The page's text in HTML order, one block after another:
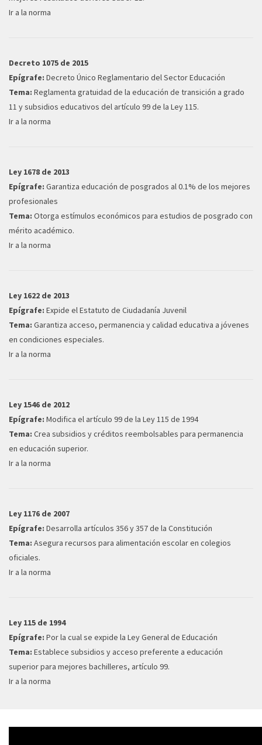
Ir a la norma
Decreto 1075 de 2015
Epígrafe: Decreto Único Reglamentario del Sector Educación
Tema: Reglamenta gratuidad de la educación de transición a grado
11 y subsidios educativos del artículo 99 de la Ley 115.
Ir a la norma
Ley 1678 de 2013
Epígrafe: Garantiza educación de posgrados al 0.1% de los mejores
profesionales
Tema: Otorga estímulos económicos para estudios de posgrado con
mérito académico.
Ir a la norma
Ley 1622 de 2013
Epígrafe: Expide el Estatuto de Ciudadanía Juvenil
Tema: Garantiza acceso, permanencia y calidad educativa a jóvenes
en condiciones especiales.
Ir a la norma
Ley 1546 de 2012
Epígrafe: Modifica el artículo 99 de la Ley 115 de 1994
Tema: Crea subsidios y créditos reembolsables para permanencia
en educación superior.
Ir a la norma
Ley 1176 de 2007
Epígrafe: Desarrolla artículos 356 y 357 de la Constitución
Tema: Asegura recursos para alimentación escolar en colegios
oficiales.
Ir a la norma
Ley 115 de 1994
Epígrafe: Por la cual se expide la Ley General de Educación
Tema: Establece subsidios y acceso preferente a educación
superior para mejores bachilleres, artículo 99.
Ir a la norma